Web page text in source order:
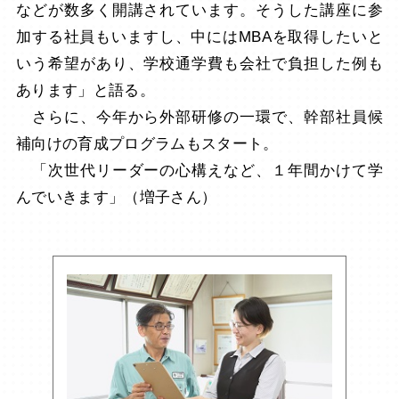
などが数多く開講されています。そうした講座に参
加する社員もいますし、中にはMBAを取得したいと
いう希望があり、学校通学費も会社で負担した例も
あります」と語る。
さらに、今年から外部研修の一環で、幹部社員候
補向けの育成プログラムもスタート。
「次世代リーダーの心構えなど、１年間かけて学
んでいきます」（増子さん）